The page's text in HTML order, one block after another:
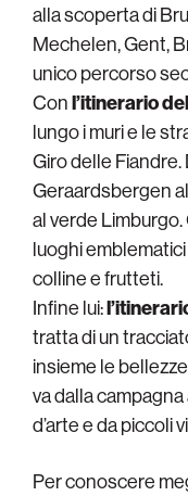
alla scoperta di
Mechelen, Gent,
unico percorso
Conl’itinerario
lungo i muri e le
Giro delle
Geraardsbergen
al verde
luoghi
colline e frutteti.
Infine lui:
tratta di un
insieme le
va dalla
d’arte e da piccoli
Per conoscere